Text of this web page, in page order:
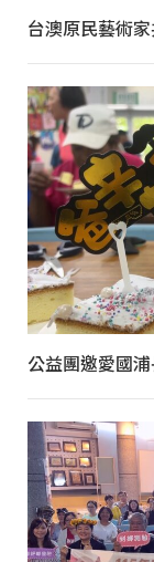
台澳原民藝術
公益團邀愛國